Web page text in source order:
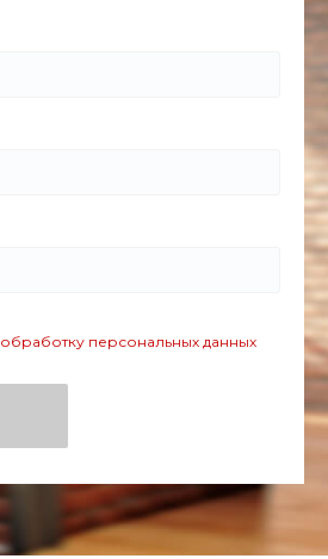
обработку персональных данных